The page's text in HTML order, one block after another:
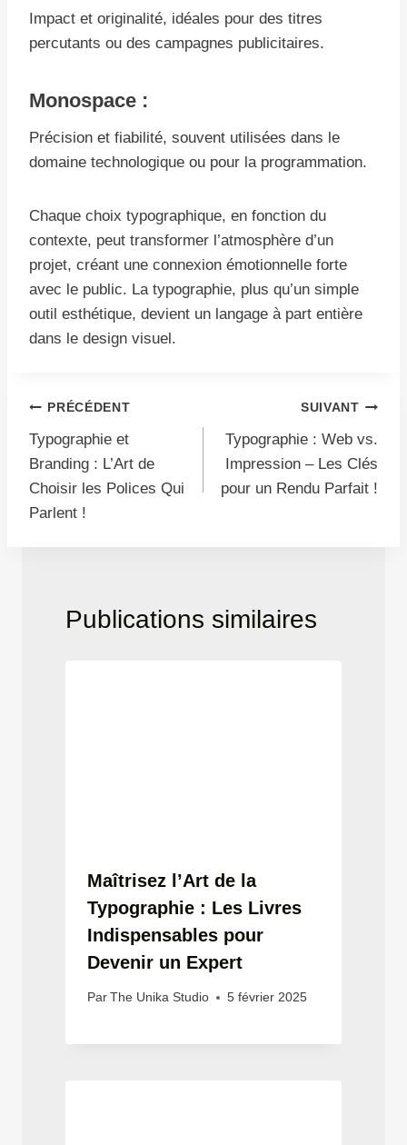
Impact et originalité, idéales pour des titres
percutants ou des campagnes publicitaires.
Monospace :
Précision et fiabilité, souvent utilisées dans le
domaine technologique ou pour la programmation.
Chaque choix typographique, en fonction du
contexte, peut transformer l’atmosphère d’un
projet, créant une connexion émotionnelle forte
avec le public. La typographie, plus qu’un simple
outil esthétique, devient un langage à part entière
dans le design visuel.
Navigation
de
l’article
PRÉCÉDENT
Typographie et
Branding : L’Art de
Choisir les Polices Qui
Parlent !
SUIVANT
Typographie : Web vs.
Impression – Les Clés
pour un Rendu Parfait !
Publications similaires
Maîtrisez l’Art de la
Typographie : Les Livres
Indispensables pour
Devenir un Expert
Par The Unika Studio 5 février 2025